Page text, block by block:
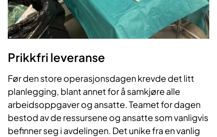
Prikkfri leveranse
Før den store operasjonsdagen krevde det litt
planlegging, blant annet for å samkjøre alle
arbeidsoppgaver og ansatte. Teamet for dagen
bestod av de ressursene og ansatte som vanligvis
befinner seg i avdelingen. Det unike fra en vanlig